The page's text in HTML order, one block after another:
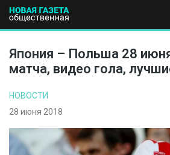
ПОЛИТИКА
Япония – Польша 28
матча, видео гола,
НОВОСТИ
28 июня 2018